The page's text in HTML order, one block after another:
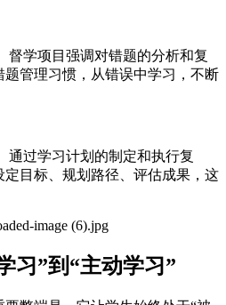
督学项目强调对错题的分析和复
管理习惯，从错误中学习，不断
通过学习计划的制定和执行复
目标、规划路径、评估成果，这
习”到“主动学习”